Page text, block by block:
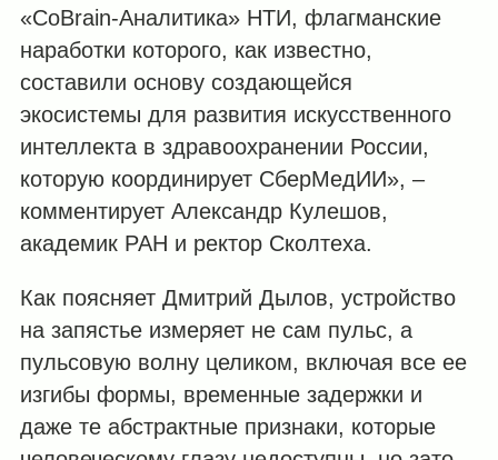
«CoBrain-Аналитика» НТИ, флагманские
наработки которого, как известно,
составили основу создающейся
экосистемы для развития искусственного
интеллекта в здравоохранении России,
которую координирует СберМедИИ», –
комментирует Александр Кулешов,
академик РАН и ректор Сколтеха.
Как поясняет Дмитрий Дылов, устройство
на запястье измеряет не сам пульс, а
пульсовую волну целиком, включая все ее
изгибы формы, временные задержки и
даже те абстрактные признаки, которые